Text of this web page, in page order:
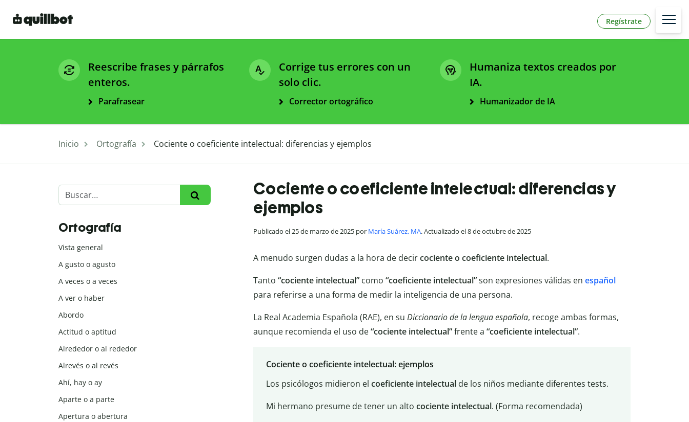
Regístrate
Reescribe frases y párrafos
enteros.
Parafrasear
Corrige tus errores con un
solo clic.
Corrector ortográfico
Humaniza textos creados por
IA.
Humanizador de IA
Inicio Ortografía Cociente o coeficiente intelectual: diferencias y ejemplos
Cociente o coeficiente intelectual: diferencias y
ejemplos
Publicado el 25 de marzo de 2025 por María Suárez, MA. Actualizado el 8 de octubre de 2025
A menudo surgen dudas a la hora de decircociente o coeficiente intelectual.
Tanto “cociente intelectual” como “coeficiente intelectual”son expresiones válidas en español
para referirse a una forma de medir la inteligencia de una persona.
La Real Academia Española (RAE), en su Diccionario de la lengua española, recoge ambas formas,
aunque recomienda el uso de“cociente intelectual”frente a “coeficiente intelectual”.
Cociente o coeficiente intelectual: ejemplos
Los psicólogos midieron el coeficiente intelectual de los niños mediante diferentes tests.
Mi hermano presume de tener un alto cociente intelectual. (Forma recomendada)
Ortografía
Vista general
A gusto o agusto
A veces o a veces
A ver o haber
Abordo
Actitud o aptitud
Alrededor o al rededor
Alrevés o al revés
Ahí, hay o ay
Aparte o a parte
Apertura o abertura